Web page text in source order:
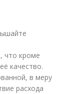
что кроме
качество.
в меру
расхода